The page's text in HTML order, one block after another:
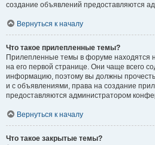
создание объявлений предоставляются
Вернуться к началу
Что такое прилепленные темы?
Прилепленные темы в форуме находятся
на его первой странице. Они чаще всего
информацию, поэтому вы должны прочесть
и с объявлениями, права на создание
предоставляются администратором
Вернуться к началу
Что такое закрытые темы?